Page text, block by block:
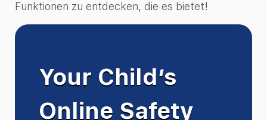
Funktionen zu entdecken, die es bietet!
Your Child’s
Online Safety